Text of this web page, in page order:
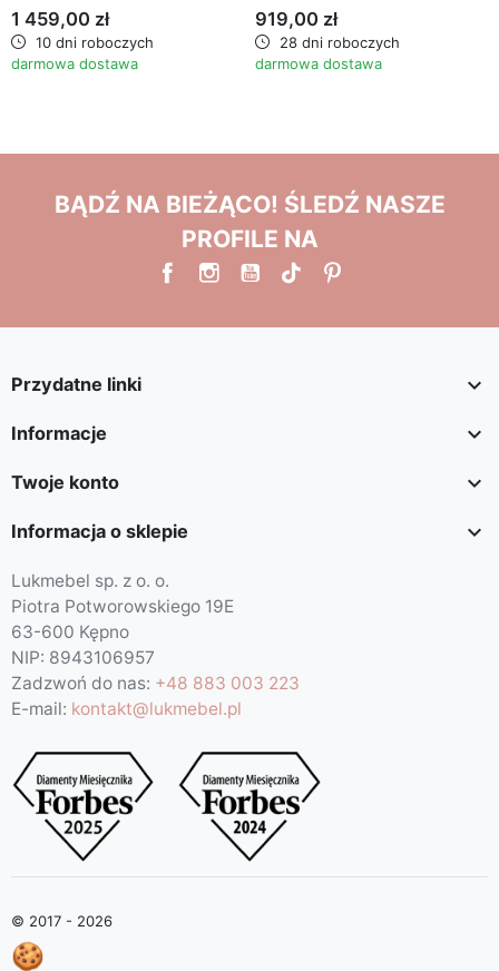
🍪
1 459,00 zł
10 dni roboczych
darmowa dostawa
919,00 zł
28 dni roboczych
darmowa dostawa
BĄDŹ NA BIEŻĄCO! ŚLEDŹ NASZE
PROFILE NA
Przydatne linki 
Informacje 
Twoje konto 
Informacja o sklepie 
Lukmebel sp. z o. o.
Piotra Potworowskiego 19E
63-600 Kępno
NIP: 8943106957
Zadzwoń do nas: +48 883 003 223
E-mail: kontakt@lukmebel.pl
© 2017 - 2026